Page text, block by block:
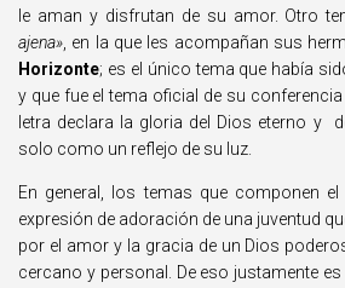
le aman y disfrutan de su amor. Otro
ajena» , en la que les acompañan sus
Horizonte; es el único tema que había
y que fue el tema oficial de su
letra declara la gloria del Dios eterno y
solo como un reflejo de su luz.
En general, los temas que componen el
expresión de adoración de una juventud
por el amor y la gracia de un Dios
cercano y personal. De eso justamente